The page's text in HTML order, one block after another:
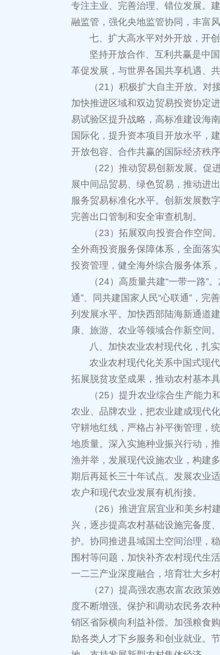
专注主业、完善治理、错位发展。
融监管，强化央地监管协同，丰富
七、扩大高水平对外开放，开
坚持开放合作、互利共赢是中
革促发展，与世界各国共享机遇、
（21）积极扩大自主开放。
加快推进区域和双边贸易投资协定
易试验区提升战略，高标准建设海
国际化，提升资本项目开放水平，
开放包容、合作共赢的国际经济秩
（22）推动贸易创新发展。
展中间品贸易、绿色贸易，推动进
服务贸易标准化水平。创新发展数
完善出口管制和安全审查机制。
（23）拓展双向投资合作空间
全外商投资服务保障体系，全面落
投资管理，健全海外综合服务体系
（24）高质量共建“一带一路”
通”、同共建国家人民“心联通”，完
列发展水平。加快西部陆海新通道
康、旅游、农业等领域合作新空间
八、加快农业农村现代化，扎
农业农村现代化关系中国式现
拓展脱贫攻坚成果，推动农村基本
（25）提升农业综合生产能
农业、品牌农业，把农业建成现代
守耕地红线，严格占补平衡管理，
地质量。深入实施种业振兴行动，
渔并举，发展现代设施农业，构建
期后再延长三十年试点。发展农业
农户和现代农业发展有机衔接。
（26）推进宜居宜业和美乡村
兴，逐步提高农村基础设施完备度
护。协同推进县域国土空间治理，
围村等问题，加快补齐农村现代生
一二三产业深度融合，培育壮大乡
（27）提高强农惠农富农政
度不断增强。保护和调动农民务农
销区省际横向利益补偿。加强粮食
励各类人才下乡服务和创业就业。